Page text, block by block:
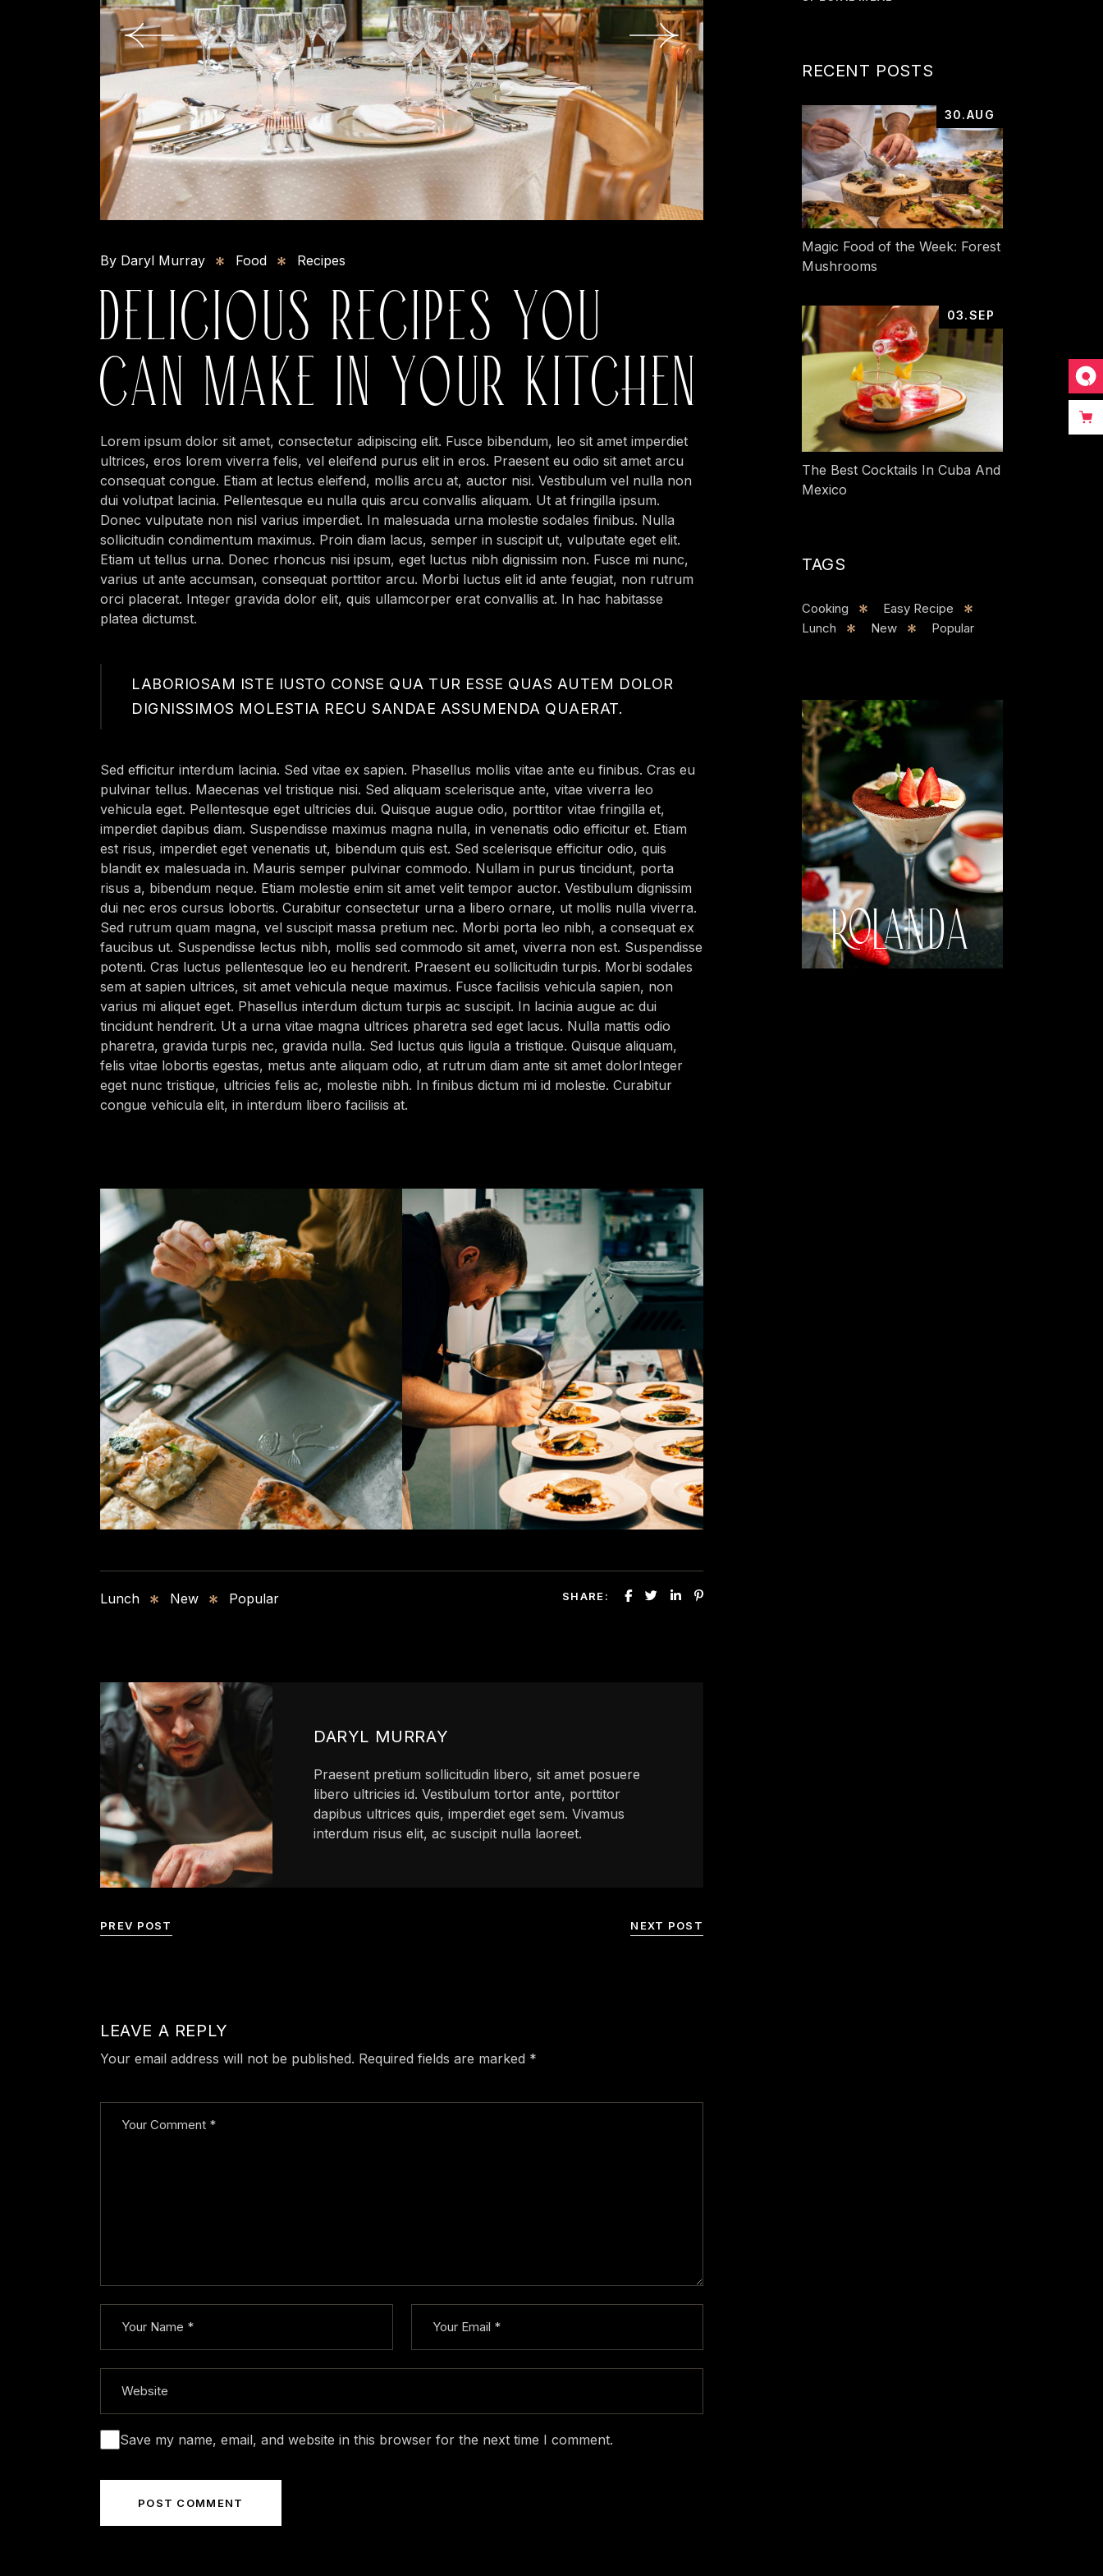
By Daryl Murray Food Recipes
DELICIOUS RECIPES YOU
CAN MAKE IN YOUR KITCHEN
Lorem ipsum dolor sit amet, consectetur adipiscing elit. Fusce bibendum, leo sit amet imperdiet
ultrices, eros lorem viverra felis, vel eleifend purus elit in eros. Praesent eu odio sit amet arcu
consequat congue. Etiam at lectus eleifend, mollis arcu at, auctor nisi. Vestibulum vel nulla non
dui volutpat lacinia. Pellentesque eu nulla quis arcu convallis aliquam. Ut at fringilla ipsum.
Donec vulputate non nisl varius imperdiet. In malesuada urna molestie sodales finibus. Nulla
sollicitudin condimentum maximus. Proin diam lacus, semper in suscipit ut, vulputate eget elit.
Etiam ut tellus urna. Donec rhoncus nisi ipsum, eget luctus nibh dignissim non. Fusce mi nunc,
varius ut ante accumsan, consequat porttitor arcu. Morbi luctus elit id ante feugiat, non rutrum
orci placerat. Integer gravida dolor elit, quis ullamcorper erat convallis at. In hac habitasse
platea dictumst.
LABORIOSAM ISTE IUSTO CONSE QUA TUR ESSE QUAS AUTEM DOLOR
DIGNISSIMOS MOLESTIA RECU SANDAE ASSUMENDA QUAERAT.
Sed efficitur interdum lacinia. Sed vitae ex sapien. Phasellus mollis vitae ante eu finibus. Cras eu
pulvinar tellus. Maecenas vel tristique nisi. Sed aliquam scelerisque ante, vitae viverra leo
vehicula eget. Pellentesque eget ultricies dui. Quisque augue odio, porttitor vitae fringilla et,
imperdiet dapibus diam. Suspendisse maximus magna nulla, in venenatis odio efficitur et. Etiam
est risus, imperdiet eget venenatis ut, bibendum quis est. Sed scelerisque efficitur odio, quis
blandit ex malesuada in. Mauris semper pulvinar commodo. Nullam in purus tincidunt, porta
risus a, bibendum neque. Etiam molestie enim sit amet velit tempor auctor. Vestibulum dignissim
dui nec eros cursus lobortis. Curabitur consectetur urna a libero ornare, ut mollis nulla viverra.
Sed rutrum quam magna, vel suscipit massa pretium nec. Morbi porta leo nibh, a consequat ex
faucibus ut. Suspendisse lectus nibh, mollis sed commodo sit amet, viverra non est. Suspendisse
potenti. Cras luctus pellentesque leo eu hendrerit. Praesent eu sollicitudin turpis. Morbi sodales
sem at sapien ultrices, sit amet vehicula neque maximus. Fusce facilisis vehicula sapien, non
varius mi aliquet eget. Phasellus interdum dictum turpis ac suscipit. In lacinia augue ac dui
tincidunt hendrerit. Ut a urna vitae magna ultrices pharetra sed eget lacus. Nulla mattis odio
pharetra, gravida turpis nec, gravida nulla. Sed luctus quis ligula a tristique. Quisque aliquam,
felis vitae lobortis egestas, metus ante aliquam odio, at rutrum diam ante sit amet dolorInteger
eget nunc tristique, ultricies felis ac, molestie nibh. In finibus dictum mi id molestie. Curabitur
congue vehicula elit, in interdum libero facilisis at.
Lunch New Popular SHARE:
DARYL MURRAY
Praesent pretium sollicitudin libero, sit amet posuere
libero ultricies id. Vestibulum tortor ante, porttitor
dapibus ultrices quis, imperdiet eget sem. Vivamus
interdum risus elit, ac suscipit nulla laoreet.
PREV POST NEXT POST
LEAVE A REPLY
Your email address will not be published. Required fields are marked *
Save my name, email, and website in this browser for the next time I comment.
POST COMMENT
RECENT POSTS
30.AUG
Magic Food of the Week: Forest
Mushrooms
03.SEP
The Best Cocktails In Cuba And
Mexico
TAGS
Cooking
Easy Recipe
Lunch
New Popular
ROLANDA